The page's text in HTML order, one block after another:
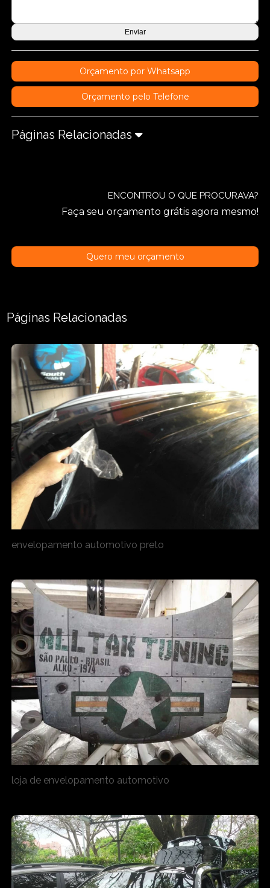
Orçamento por Whatsapp
Orçamento pelo Telefone
Páginas Relacionadas
ENCONTROU O QUE PROCURAVA?
Faça seu orçamento grátis agora mesmo!
Quero meu orçamento
Páginas Relacionadas
envelopamento automotivo preto
loja de envelopamento automotivo